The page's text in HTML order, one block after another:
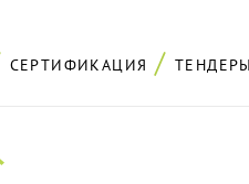
СЕРТИФИКАЦИЯ ТЕНДЕРЫ